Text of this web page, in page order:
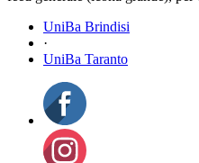
UniBa Brindisi
·
UniBa Taranto